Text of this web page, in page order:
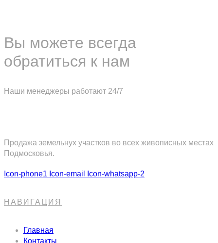
Вы можете всегда
обратиться к нам
Наши менеджеры работают 24/7
Продажа земельнух участков во всех живописных местах
Подмосковья.
Icon-phone1 Icon-email Icon-whatsapp-2
НАВИГАЦИЯ
Главная
Контакты